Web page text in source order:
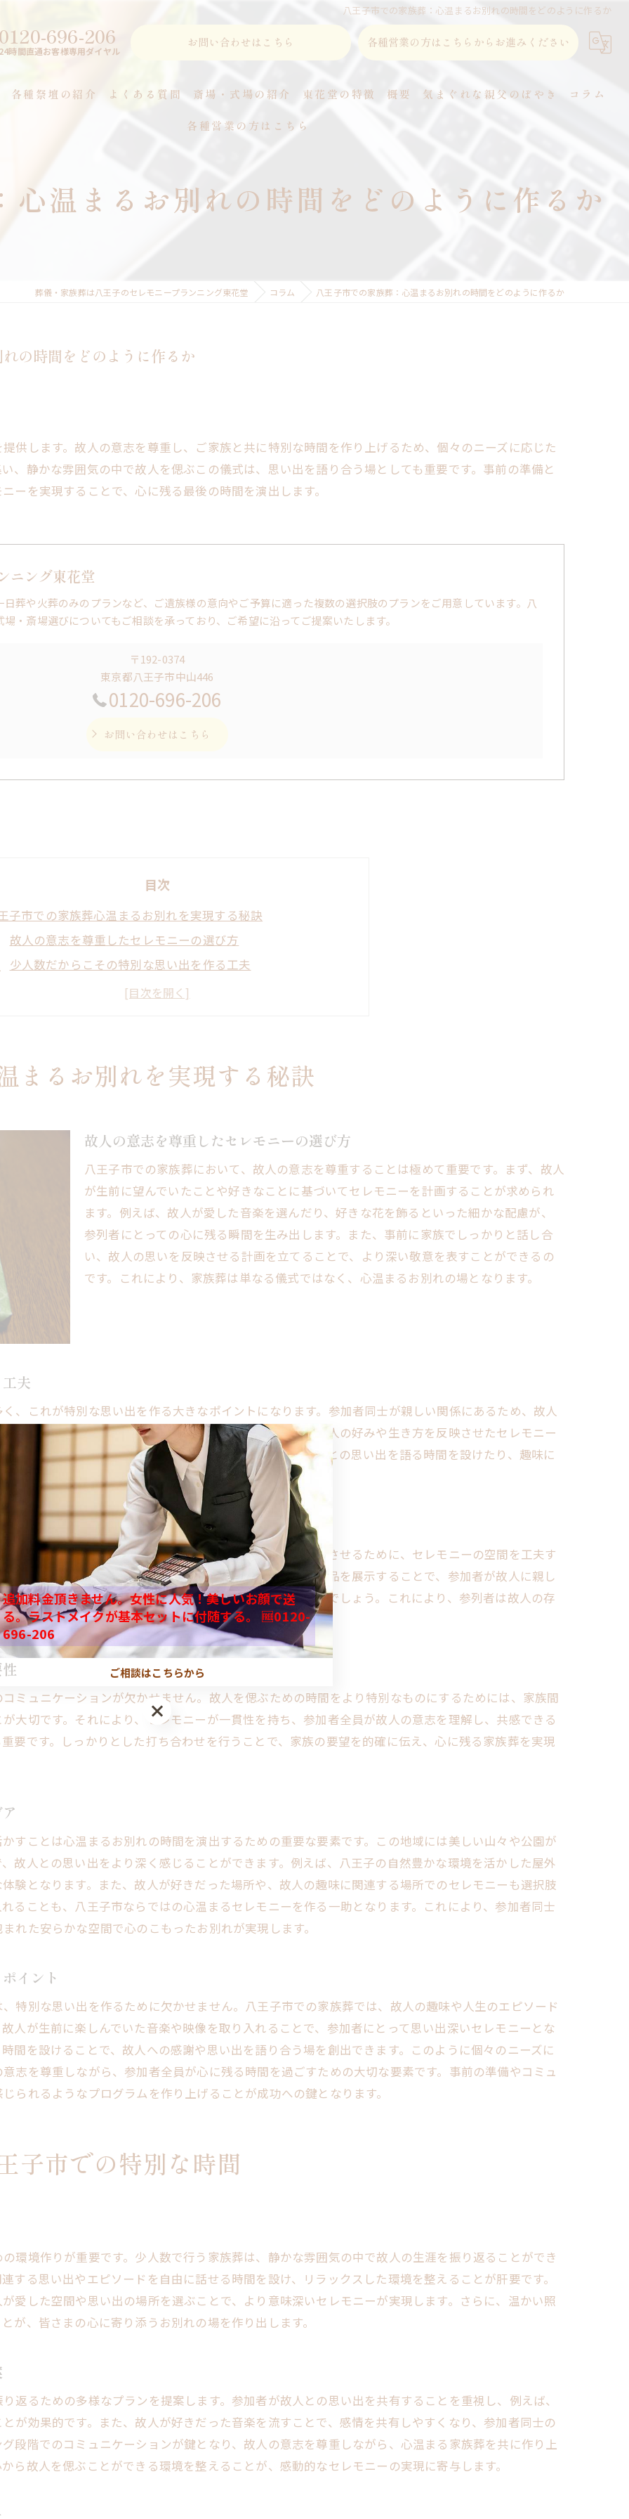
八王子市での家族葬：心温まるお別れの時間をどのように作るか
696-206
時間直通お客様専用ダイヤル
お問い合わせはこちら 各種営業の方はこちらからお進みください
各種祭壇の紹介 よくある質問 斎場・式場の紹介 東花堂の特徴
事前相談
概要 気まぐれな親父のぼやき コラム
各種営業の方はこちら
心温まるお別れの時間をどのように作るか
葬儀・家族葬は八王子のセレモニープランニング東花堂 コラム 八王子市での家族葬：心温まるお別れの時間をどのように作るか
の時間をどのように作るか
供します。故人の意志を尊重し、ご家族と共に特別な時間を作り上げるため、個々のニーズに応じた
、静かな雰囲気の中で故人を偲ぶこの儀式は、思い出を語り合う場としても重要です。事前の準備と
ーを実現することで、心に残る最後の時間を演出します。
ニング東花堂
葬や火葬のみのプランなど、ご遺族様の意向やご予算に適った複数の選択肢のプランをご用意しています。八
・斎場選びについてもご相談を承っており、ご希望に沿ってご提案いたします。
〒192-0374
東京都八王子市中山446
0120-696-206
お問い合わせはこちら
目次
子市での家族葬心温まるお別れを実現する秘訣
故人の意志を尊重したセレモニーの選び方
少人数だからこその特別な思い出を作る工夫
心に残る空間を演出する方法
家族葬のプログラムをカスタマイズするポイント
葬で故人を偲ぶ八王子市での特別な時間
故人との思い出を振り返るプランの提案
家族のニーズに応じた柔軟なアプローチ
八王子市の温かいコミュニティを活かす方法
心温まる音楽と照明の選び方
葬儀後のサポート体制を整える
子市の家族葬で心に残るセレモニーを設計する方法
個性的なセレモニースタイルの提案
参加者に心安らぐ空間を提供する手法
参加者全員が関与できるプログラムの開発
セレモニー後のフォローアップの重要性
葬のカスタマイズで特別な思い出を八王子市で作る
テーマに基づいたデコレーションの選び方
故人らしさを表現するためのアイデア
家族の要望を反映させたセレモニーの設計
八王子市の文化を取り入れた演出
参加者の心に響くプランの立案
オリジナルなお別れの方法を考える
子市での家族葬を成功させるための準備とコミュニケーション
事前準備のチェックリスト作成
家族間の意見をまとめるテクニック
会場選びのポイントと注意点
スムーズな進行を支えるスタッフとの連携
八王子市独自のサポート体制を活用する
葬儀後のフォローアッププランの考案
故人の生前の功績を讃える方法
八王子市の自然を感じるセレモニーの提案
感謝の気持ちを表現するための工夫
参加者全員が和む空間の提供
感動を呼ぶ演出アイデアの紹介
故人の人生を振り返るためのプログラム
参加者の心が一つになるセレモニー設計
八王子市の歴史を感じる場作り
心温まるメッセージの伝え方
家族と共に作る感動の時間
八王子市の特色を活かした空間演出
家族の絆を感じる瞬間を共有する
まるお別れを実現する秘訣
故人の意志を尊重したセレモニーの選び方
八王子市での家族葬において、故人の意志を尊重することは極めて重要です。まず、故人
が生前に望んでいたことや好きなことに基づいてセレモニーを計画することが求められ
ます。例えば、故人が愛した音楽を選んだり、好きな花を飾るといった細かな配慮が、
参列者にとっての心に残る瞬間を生み出します。また、事前に家族でしっかりと話し合
い、故人の思いを反映させる計画を立てることで、より深い敬意を表すことができるの
です。これにより、家族葬は単なる儀式ではなく、心温まるお別れの場となります。
夫
、これが特別な思い出を作る大きなポイントになります。参加者同士が親しい関係にあるため、故人
ができます。このようなアットホームな雰囲気の中で、故人の好みや生き方を反映させたセレモニー
し、心に残る瞬間を体験できます。例えば、参加者が故人との思い出を語る時間を設けたり、趣味に
的なセレモニーが実現します。
は非常に重要です。家族葬では、故人の個性や生涯を反映させるために、セレモニーの空間を工夫す
や趣味に基づいた装飾を施したり、生前の写真や思い出の品を展示することで、参加者が故人に親し
取り入れることで、より一層心温まる雰囲気を演出できるでしょう。これにより、参列者は故人の存
となります。
ミュニケーションが欠かせません。故人を偲ぶための時間をより特別なものにするためには、家族間
大切です。それにより、セレモニーが一貫性を持ち、参加者全員が故人の意志を理解し、共感できる
要です。しっかりとした打ち合わせを行うことで、家族の要望を的確に伝え、心に残る家族葬を実現
すことは心温まるお別れの時間を演出するための重要な要素です。この地域には美しい山々や公園が
故人との思い出をより深く感じることができます。例えば、八王子の自然豊かな環境を活かした屋外
験となります。また、故人が好きだった場所や、故人の趣味に関連する場所でのセレモニーも選択肢
ることも、八王子市ならではの心温まるセレモニーを作る一助となります。これにより、参加者同士
れた安らかな空間で心のこもったお別れが実現します。
イント
特別な思い出を作るために欠かせません。八王子市での家族葬では、故人の趣味や人生のエピソード
人が生前に楽しんでいた音楽や映像を取り入れることで、参加者にとって思い出深いセレモニーとな
間を設けることで、故人への感謝や思い出を語り合う場を創出できます。このように個々のニーズに
志を尊重しながら、参加者全員が心に残る時間を過ごすための大切な要素です。事前の準備やコミュ
られるようなプログラムを作り上げることが成功への鍵となります。
子市での特別な時間
環境作りが重要です。少人数で行う家族葬は、静かな雰囲気の中で故人の生涯を振り返ることができ
する思い出やエピソードを自由に話せる時間を設け、リラックスした環境を整えることが肝要です。
愛した空間や思い出の場所を選ぶことで、より意味深いセレモニーが実現します。さらに、温かい照
が、皆さまの心に寄り添うお別れの場を作り出します。
返るための多様なプランを提案します。参加者が故人との思い出を共有することを重視し、例えば、
が効果的です。また、故人が好きだった音楽を流すことで、感情を共有しやすくなり、参加者同士の
段階でのコミュニケーションが鍵となり、故人の意志を尊重しながら、心温まる家族葬を共に作り上
ら故人を偲ぶことができる環境を整えることが、感動的なセレモニーの実現に寄与します。
追加料金頂きません。女性に人気！美しいお顔で送
る。ラストメイクが基本セットに付随する。 🆓0120-
696-206
ご相談はこちらから